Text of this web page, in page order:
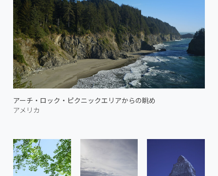
アーチ・ロック・ピクニックエリアからの眺め
アメリカ